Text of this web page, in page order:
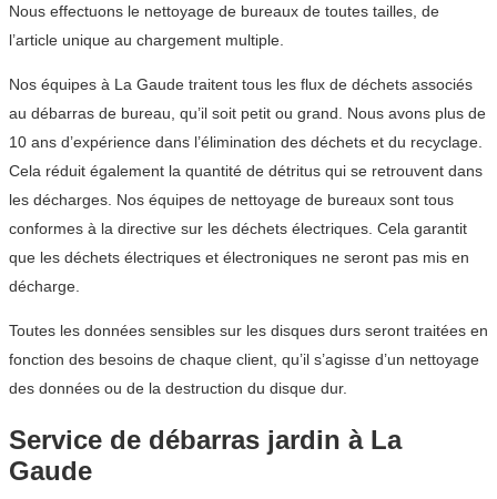
Nous effectuons le nettoyage de bureaux de toutes tailles, de
l’article unique au chargement multiple.
Nos équipes à La Gaude traitent tous les flux de déchets associés
au débarras de bureau, qu’il soit petit ou grand. Nous avons plus de
10 ans d’expérience dans l’élimination des déchets et du recyclage.
Cela réduit également la quantité de détritus qui se retrouvent dans
les décharges. Nos équipes de nettoyage de bureaux sont tous
conformes à la directive sur les déchets électriques. Cela garantit
que les déchets électriques et électroniques ne seront pas mis en
décharge.
Toutes les données sensibles sur les disques durs seront traitées en
fonction des besoins de chaque client, qu’il s’agisse d’un nettoyage
des données ou de la destruction du disque dur.
Service de débarras jardin à La
Gaude